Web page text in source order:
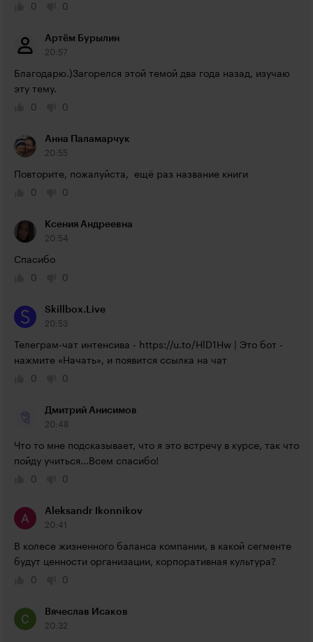
0 0
Артём Бурылин
20:57
Благодарю.)Загорелся этой темой два года назад, изучаю
эту тему.
0
0
Анна Паламарчук
20:55
Повторите, пожалуйста,  ещё раз название книги
0
0
Ксения Андреевна
20:54
Спасибо
0
0
Skillbox.Live
20:53
Телеграм-чат интенсива - https://u.to/HlD1Hw | Это бот -
нажмите «Начать», и появится ссылка на чат
0
0
Дмитрий Анисимов
20:48
Что то мне подсказывает, что я это встречу в курсе, так что
пойду учиться...Всем спасибо!
0
0
Aleksandr Ikonnikov
20:41
В колесе жизненного баланса компании, в какой сегменте
будут ценности организации, корпоративная культура?
0
0
Вячеслав Исаков
20:32